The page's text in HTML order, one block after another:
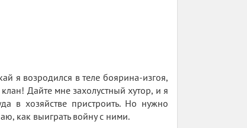
я возродился в теле боярина-изгоя,
Дайте мне захолустный хутор, и я
в хозяйстве пристроить. Но нужно
как выиграть войну с ними.